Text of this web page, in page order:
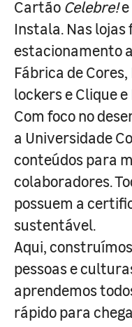
Cartão Celebre!e
Instala. Nas
estacionamento
Fábrica de
lockers e Clique
Com foco no
a Universidade
conteúdos para
colaboradores.
possuem a
sustentável.
Aqui,
pessoas e
aprendemos
rápido para